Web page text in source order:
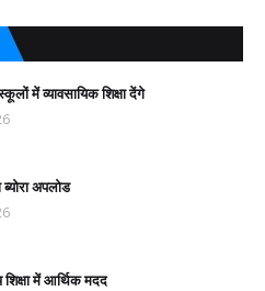
में व्यावसायिक शिक्षा देंगे
अपलोड
में आर्थिक मदद